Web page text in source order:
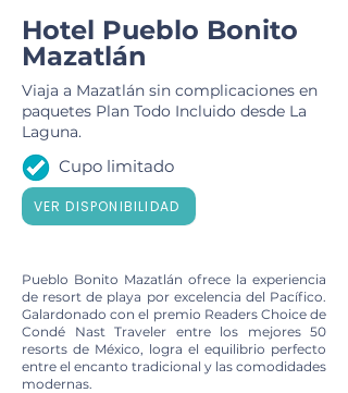
Hotel Pueblo Bonito
Mazatlán
Viaja a Mazatlán sin complicaciones en
paquetes Plan Todo Incluido desde La
Laguna.
Cupo limitado
VER DISPONIBILIDAD
Pueblo Bonito Mazatlán ofrece la experiencia
de resort de playa por excelencia del Pacífico.
Galardonado con el premio Readers Choice de
Condé Nast Traveler entre los mejores 50
resorts de México, logra el equilibrio perfecto
entre el encanto tradicional y las comodidades
modernas.